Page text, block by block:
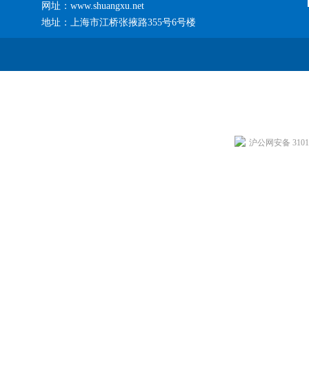
网址：www.shuangxu.net
地址：上海市江桥张掖路355号6号楼
沪公网安备